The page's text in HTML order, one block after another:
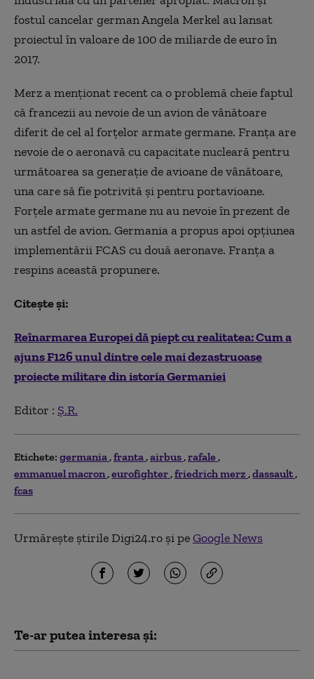
fostul cancelar german Angela Merkel au lansat
proiectul în valoare de 100 de miliarde de euro în
2017.
Merz a menționat recent ca o problemă cheie faptul
că francezii au nevoie de un avion de vânătoare
diferit de cel al forțelor armate germane. Franța are
nevoie de o aeronavă cu capacitate nucleară pentru
următoarea sa generație de avioane de vânătoare,
una care să fie potrivită și pentru portavioane.
Forțele armate germane nu au nevoie în prezent de
un astfel de avion. Germania a propus apoi opțiunea
implementării FCAS cu două aeronave. Franța a
respins această propunere.
Citește și:
Reînarmarea Europei dă piept cu realitatea: Cum a
ajuns F126 unul dintre cele mai dezastruoase
proiecte militare din istoria Germaniei
Editor : Ș.R.
Etichete: germania franta airbus rafale
emmanuel macron eurofighter friedrich merz dassault
fcas
Urmărește știrile Digi24.ro și peGoogle News
Te-ar putea interesa și: